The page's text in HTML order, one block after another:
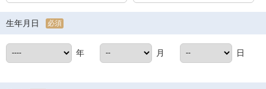
生年月日 必須
年 月 日